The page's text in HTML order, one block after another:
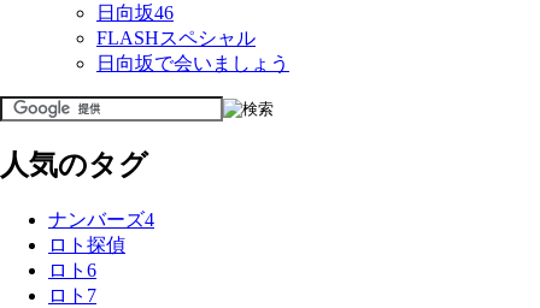
日向坂46
FLASHスペシャル
日向坂で会いましょう
人気のタグ
ナンバーズ4
ロト探偵
ロト6
ロト7